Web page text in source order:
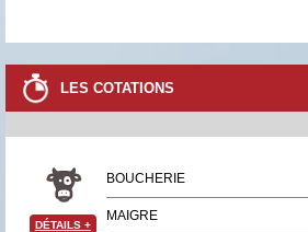
LES COTATIONS
BOUCHERIE
MAIGRE
DÉTAILS +